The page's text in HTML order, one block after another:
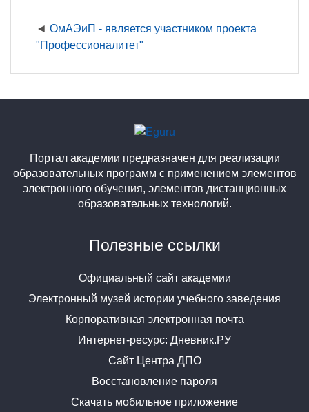
ОмАЭиП - является участником проекта
"Профессионалитет"
Портал академии предназначен для реализации
образовательных программ с применением элементов
электронного обучения, элементов дистанционных
образовательных технологий.
Полезные ссылки
Официальный сайт академии
Электронный музей истории учебного заведения
Корпоративная электронная почта
Интернет-ресурс: Дневник.РУ
Сайт Центра ДПО
Восстановление пароля
Скачать мобильное приложение